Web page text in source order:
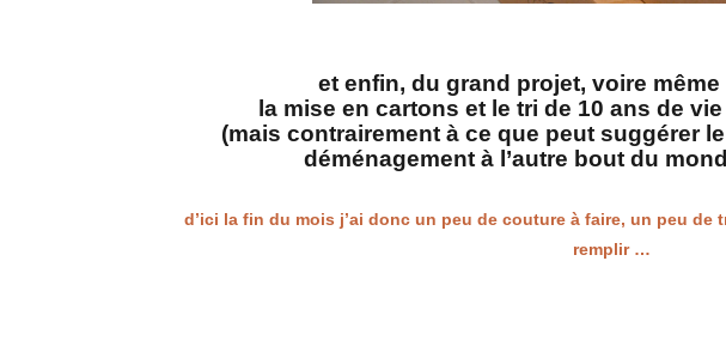
et enfin, du grand projet, voire
la mise en cartons et le tri de 10 ans de
(mais contrairement à ce que peut suggérer
déménagement à l’autre bout du
d’ici la fin du mois j’ai donc un peu de couture à faire, un peu de
remplir …